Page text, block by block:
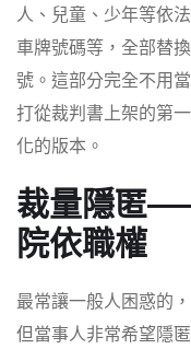
人、兒童、少年等依
車牌號碼等，全部替
號。這部分完全不用
打從裁判書上架的第
化的版本。
裁量隱匿
院依職權
最常讓一般人困惑的
但當事人非常希望隱